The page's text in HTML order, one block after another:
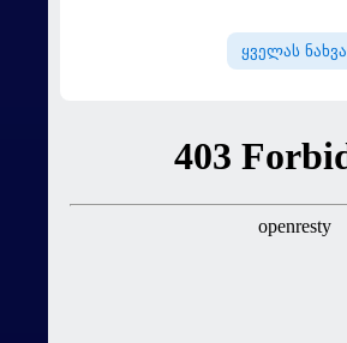
ყველას ნახვა